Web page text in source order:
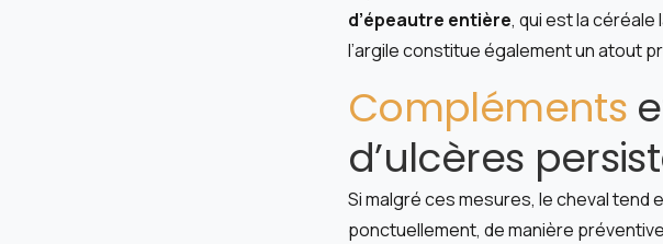
d’épeautre entière, qui est la céréale
l’argile constitue également un atout
Compléments
d’ulcères
Si malgré ces mesures, le cheval tend
ponctuellement, de manière